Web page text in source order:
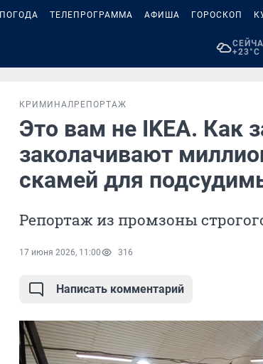
ПОГОДА ТЕЛЕПРОГРАММА АФИША ГОРОСКОП
+23°C
КРИМИНАЛ РЕПОРТАЖ
Это вам не IKEA. Как
заколачивают
скамей для
Репортаж из промзоны
17 июня 2026, 11:00 316
Написать комментарий